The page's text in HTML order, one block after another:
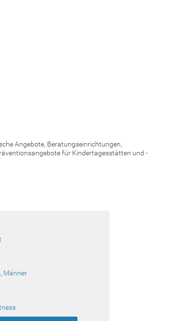
Angebote, Beratungseinrichtungen,
für Kindertagesstätten und -
, Männer